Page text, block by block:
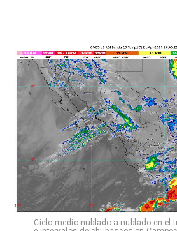
Cielo medio nublado a nublado en el